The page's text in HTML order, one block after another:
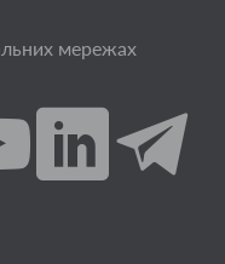
мережах